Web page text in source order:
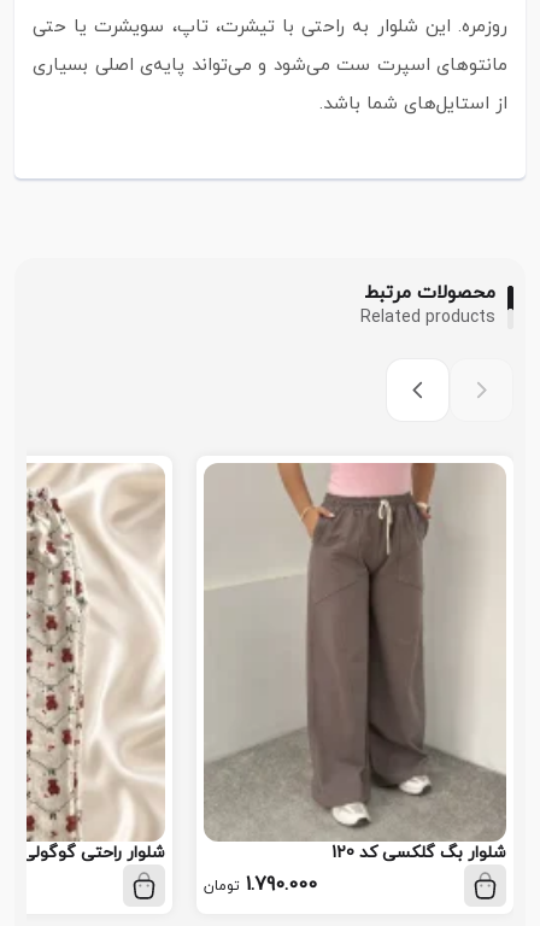
روزمره. این شلوار به‌ راحتی با تیشرت، تاپ، سویشرت یا حتی
مانتوهای اسپرت ست می‌شود و می‌تواند پایه‌ی اصلی بسیاری
از استایل‌های شما باشد.
محصولات مرتبط
Related products
شلوار بگ گلکسی کد 120
1.790.000 تومان
شلوار راحتی گوگولی کد